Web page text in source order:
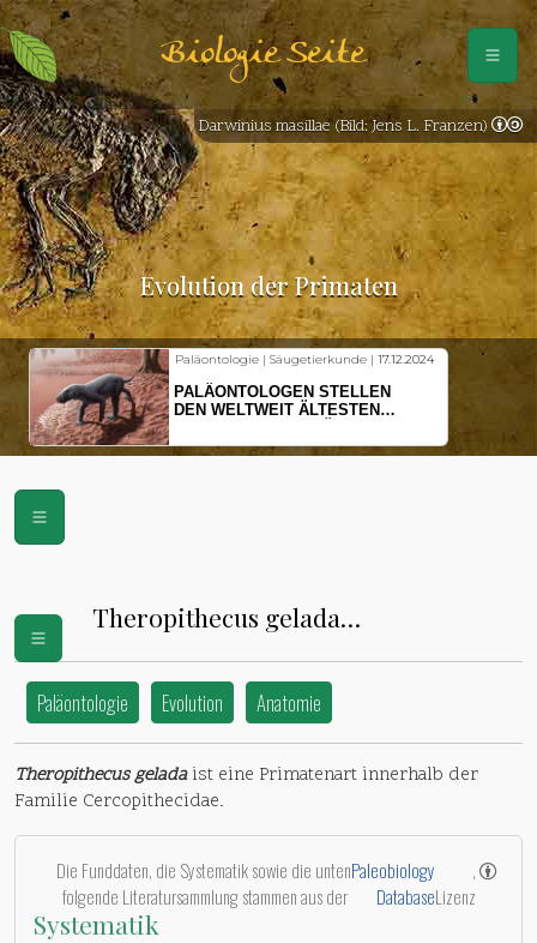
Biologie Seite
Evolution der Primaten
Paläontologie | Säugetierkunde | 17.12.2024
PALÄONTOLOGEN STELLEN
DEN WELTWEIT ÄLTESTEN
VOR
Darwinius masillae (Bild: Jens L. Franzen)
Theropithecus gelada
Paläontologie Evolution Anatomie
Theropithecus geladaist eine Primatenart innerhalb der
Familie Cercopithecidae.
Die Funddaten, die Systematik sowie die unten
folgende Literatursammlung stammen aus der
Paleobiology
Database
,
Lizenz
Systematik